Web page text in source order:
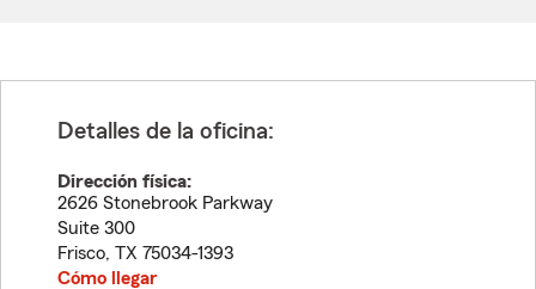
Detalles de la oficina:
Dirección física:
2626 Stonebrook Parkway
Suite 300
Frisco, TX 75034-1393
Cómo llegar